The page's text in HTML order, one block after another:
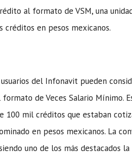
al formato de VSM, una
en pesos mexicanos.
del Infonavit pueden
de Veces Salario Mínimo.
mil créditos que estaban
en pesos mexicanos. La
uno de los más destacados